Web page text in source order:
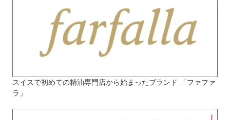
スイスで初めての精油専門店から始まったブランド 「ファファ
ラ」